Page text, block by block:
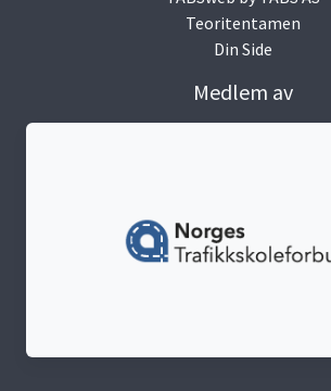
Teoritentamen
Din Side
Medlem av